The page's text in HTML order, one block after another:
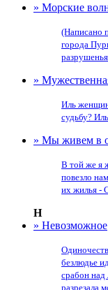
» Морские
(Написано
города
»
Иль
судьбу?
» Мы живем в
В той же я
повезло
их жилья -
Н
» Невозможное
безлюдье
срабон над
разрезала